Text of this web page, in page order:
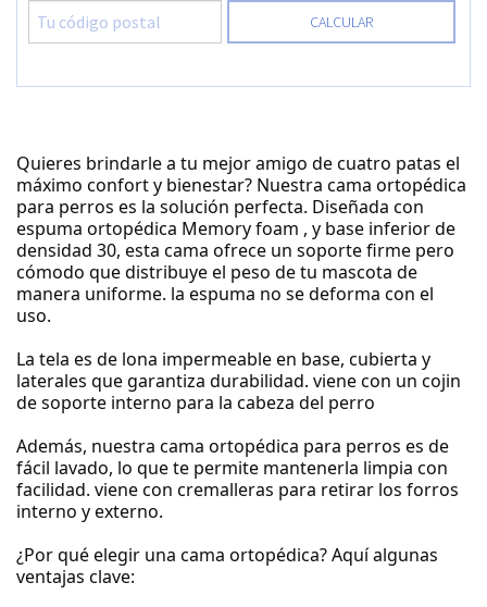
CALCULAR
Quieres brindarle a tu mejor amigo de cuatro patas el
máximo confort y bienestar? Nuestra cama ortopédica
para perros es la solución perfecta. Diseñada con
espuma ortopédica Memory foam , y base inferior de
densidad 30, esta cama ofrece un soporte firme pero
cómodo que distribuye el peso de tu mascota de
manera uniforme. la espuma no se deforma con el
uso.
La tela es de lona impermeable en base, cubierta y
laterales que garantiza durabilidad. viene con un cojin
de soporte interno para la cabeza del perro
Además, nuestra cama ortopédica para perros es de
fácil lavado, lo que te permite mantenerla limpia con
facilidad. viene con cremalleras para retirar los forros
interno y externo.
¿Por qué elegir una cama ortopédica? Aquí algunas
ventajas clave: